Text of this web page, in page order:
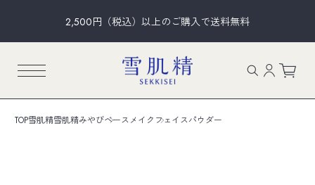
2,500円（税込）以上のご購入で送料無料
TOP雪肌精雪肌精みやびベースメイク フェイスパウダー